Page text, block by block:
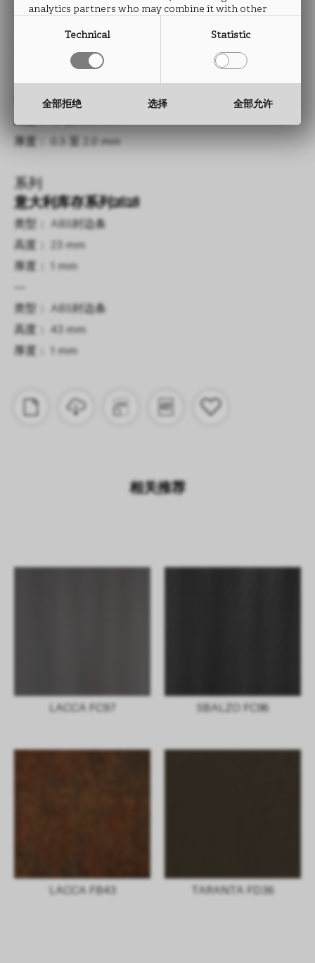
REFLEX
FC84
类型： ABS封边条
高度： 15 至 330 mm
厚度： 0.5 至 2.0 mm
系列
意大利库存系列2628
类型： ABS封边条
高度： 23 mm
厚度： 1 mm
—
类型： ABS封边条
高度： 43 mm
厚度： 1 mm
相关推荐
LACCA FC97 SBALZO FC96
LACCA FB43 TARANTA FD36
analytics partners who may combine it with other
they have collected from your use of their services.
Technical Statistic
全部拒绝 选择 全部允许